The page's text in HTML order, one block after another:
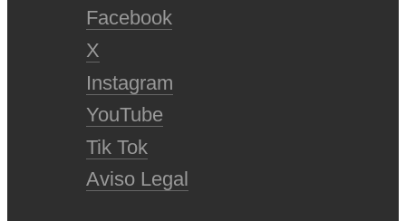
Facebook
X
Instagram
YouTube
Tik Tok
Aviso Legal